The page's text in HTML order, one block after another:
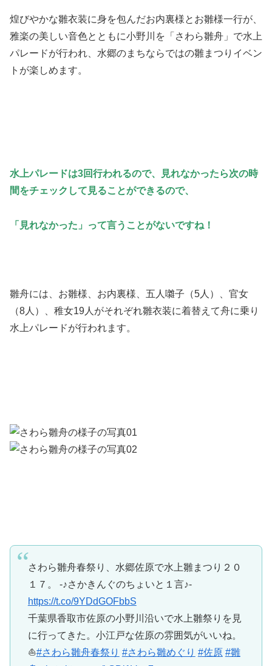
煌びやかな雛衣装に身を包んだお内裏様とお雛様一行が、
雅楽の美しい音色とともに小野川を「さわら雛舟」で水上
パレードが行われ、水郷のまちならではの雛まつりイベン
トが楽しめます。
水上パレードは3回行われるので、見れなかったら次の時
間をチェックして見ることができるので、
「見れなかった」って言うことがないですね！
雛舟には、お雛様、お内裏様、五人囃子（5人）、官女
（8人）、稚女19人がそれぞれ雛衣装に着替えて舟に乗り
水上パレードが行われます。
さわら雛舟春祭り、水郷佐原で水上雛まつり２０
１７。 -♪さかきんぐのちょいと１言♪-
https://t.co/9YDdGOFbbS
千葉県香取市佐原の小野川沿いで水上雛祭りを見
に行ってきた。小江戸な佐原の雰囲気がいいね。
⛵️#さわら雛舟春祭り #さわら雛めぐり #佐原 #雛